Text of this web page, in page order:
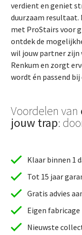
verdient en geniet
duurzaam resultaat.
met ProStairs voor
ontdek de
wil jouw partner
Renkum en zorgt
wordt én passend
Voordelen van
jouw trap:
Klaar binnen 1
Tot 15 jaar
Gratis advies
Eigen fabricage
Nieuwste